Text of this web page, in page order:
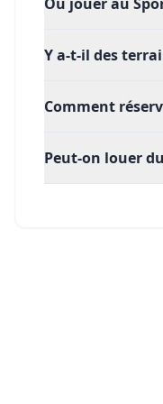
Y a-t-il des
Comment
Peut-on louer